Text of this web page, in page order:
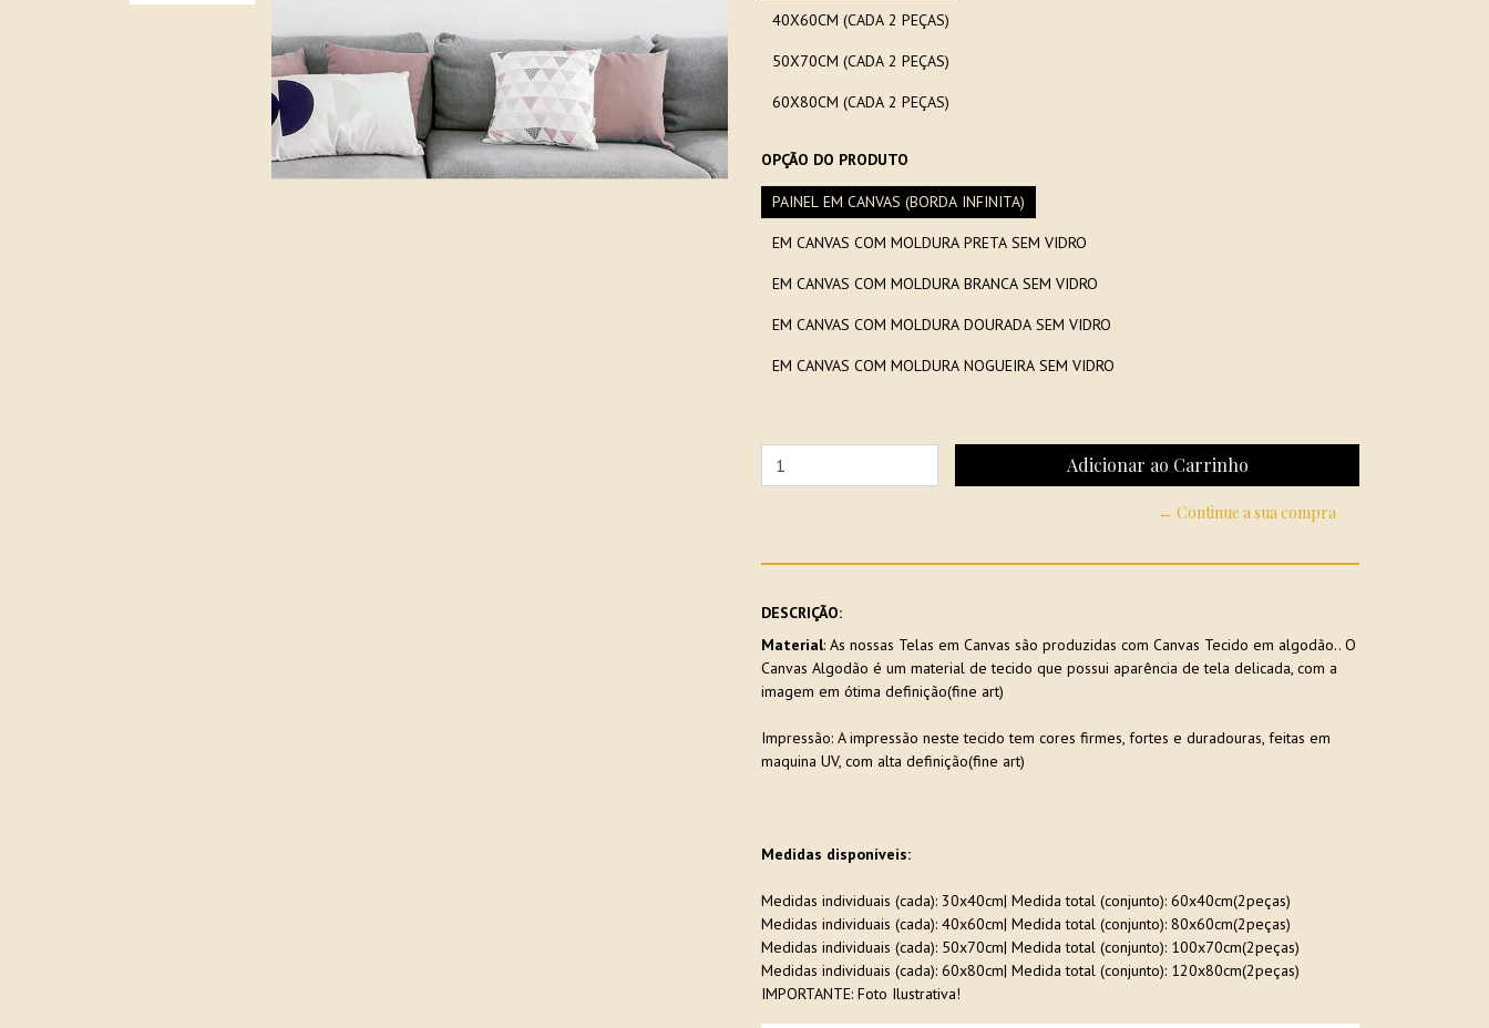
40X60CM (CADA 2 PEÇAS)
50X70CM (CADA 2 PEÇAS)
60X80CM (CADA 2 PEÇAS)
OPÇÃO DO PRODUTO
PAINEL EM CANVAS (BORDA INFINITA)
EM CANVAS COM MOLDURA PRETA SEM VIDRO
EM CANVAS COM MOLDURA BRANCA SEM VIDRO
EM CANVAS COM MOLDURA DOURADA SEM VIDRO
EM CANVAS COM MOLDURA NOGUEIRA SEM VIDRO
← Continue a sua compra
DESCRIÇÃO:
Material: As nossas Telas em Canvas são produzidas com Canvas Tecido em algodão.. O
Canvas Algodão é um material de tecido que possui aparência de tela delicada, com a
imagem em ótima definição(fine art)
Impressão: A impressão neste tecido tem cores firmes, fortes e duradouras, feitas em
maquina UV, com alta definição(fine art)
Medidas disponíveis:
Medidas individuais (cada): 30x40cm| Medida total (conjunto): 60x40cm(2peças)
Medidas individuais (cada): 40x60cm| Medida total (conjunto): 80x60cm(2peças)
Medidas individuais (cada): 50x70cm| Medida total (conjunto): 100x70cm(2peças)
Medidas individuais (cada): 60x80cm| Medida total (conjunto): 120x80cm(2peças)
IMPORTANTE: Foto Ilustrativa!